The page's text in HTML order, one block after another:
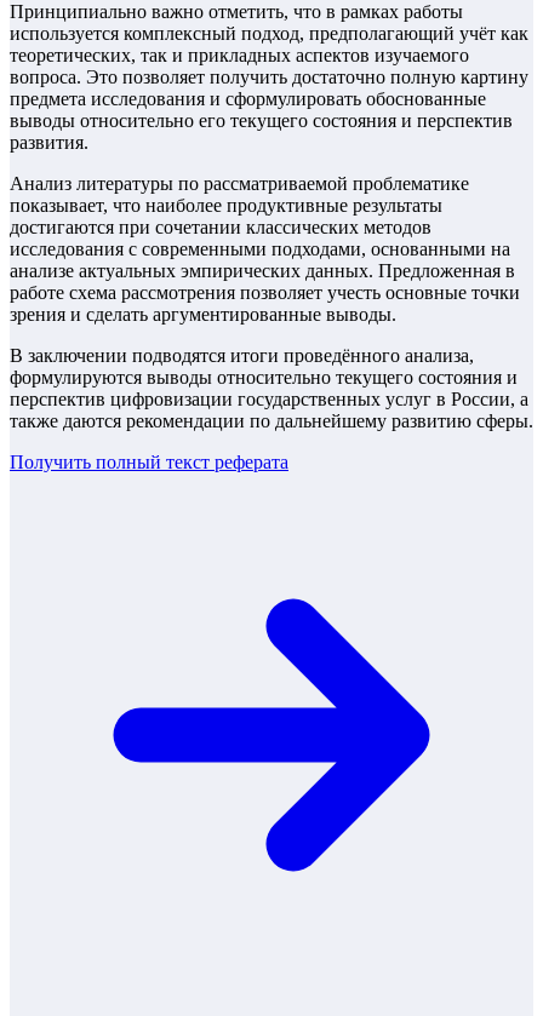
Принципиально важно отметить, что в рамках работы
используется комплексный подход, предполагающий учёт как
теоретических, так и прикладных аспектов изучаемого
вопроса. Это позволяет получить достаточно полную картину
предмета исследования и сформулировать обоснованные
выводы относительно его текущего состояния и перспектив
развития.
Анализ литературы по рассматриваемой проблематике
показывает, что наиболее продуктивные результаты
достигаются при сочетании классических методов
исследования с современными подходами, основанными на
анализе актуальных эмпирических данных. Предложенная в
работе схема рассмотрения позволяет учесть основные точки
зрения и сделать аргументированные выводы.
В заключении подводятся итоги проведённого анализа,
формулируются выводы относительно текущего состояния и
перспектив цифровизации государственных услуг в России, а
также даются рекомендации по дальнейшему развитию сферы.
Получить полный текст реферата